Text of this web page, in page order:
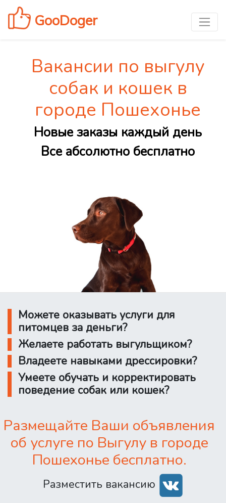
GooDoger
Вакансии по выгулу
собак и кошек в
городе Пошехонье
Новые заказы каждый день
Все абсолютно бесплатно
Можете оказывать услуги для
питомцев за деньги?
Желаете работать выгульщиком?
Владеете навыками дрессировки?
Умеете обучать и корректировать
поведение собак или кошек?
Размещайте Ваши объявления
об услуге по Выгулу в городе
Пошехонье бесплатно.
Разместить вакансию